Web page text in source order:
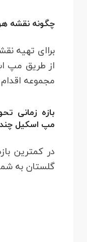
چگونه نقشه
براای تهیه
از طریق مپ
مجموعه
بازه زمانی
مپ اسکیل
در کمترین
گلستان به